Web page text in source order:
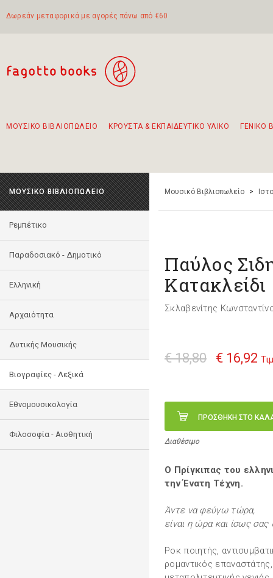
Δωρεάν μεταφορικά με αγορές πάνω από €60
ΜΟΥΣΙΚΟ ΒΙΒΛΙΟΠΩΛΕΙΟ ΚΡΟΥΣΤΑ & ΕΚΠΑΙΔΕΥΤΙΚΟ ΥΛΙΚΟ ΓΕΝΙΚΟ
ΜΟΥΣΙΚΟ ΒΙΒΛΙΟΠΩΛΕΙΟ
Ρεμπέτικο
Παραδοσιακό - Δημοτικό
Ελληνική
Αρχαιότητα
Δυτικής Μουσικής
Βιογραφίες - Λεξικά
Εθνομουσικολογία
Φιλοσοφία - Αισθητική
Μουσικό Βιβλιοπωλείο >
Παύλος
Κατακλείδι
Σκλαβενίτης
€ 18,80 € 16,92
ΠΡΟΣΘΗΚΗ ΣΤΟ
Διαθέσιμο
Ο Πρίγκιπας του
την Ένατη Τέχνη.
Άντε να φεύγω τώρα,
είναι η ώρα και ίσως
Ροκ ποιητής,
ρομαντικός